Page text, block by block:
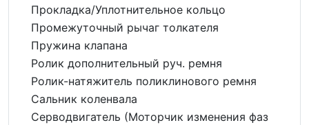
Прокладка/Уплотнительное кольцо
Промежуточный рычаг толкателя
Пружина клапана
Ролик дополнительный руч. ремня
Ролик-натяжитель поликлинового ремня
Сальник коленвала
Серводвигатель (Моторчик изменения фаз